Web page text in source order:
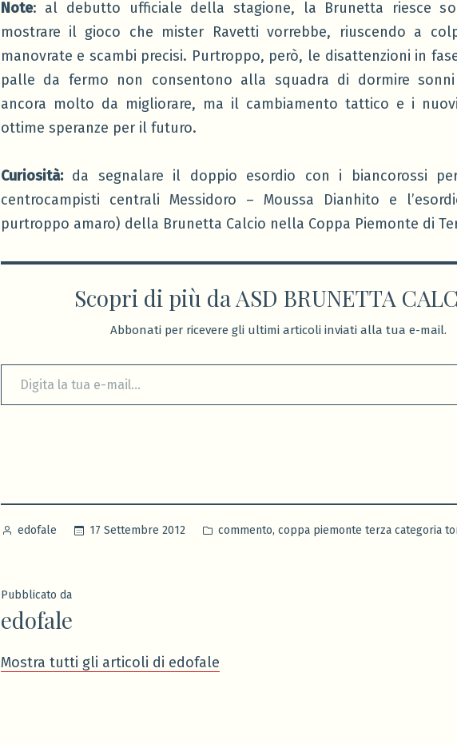
Note: al debutto ufficiale della stagione, la Brunetta riesce
mostrare il gioco che mister Ravetti vorrebbe, riuscendo a
manovrate e scambi precisi. Purtroppo, però, le disattenzioni in
palle da fermo non consentono alla squadra di dormire sonni
ancora molto da migliorare, ma il cambiamento tattico e i
ottime speranze per il futuro.
Curiosità: da segnalare il doppio esordio con i biancorossi
centrocampisti centrali Messidoro – Moussa Dianhito e
purtroppo amaro) della Brunetta Calcio nella Coppa Piemonte di
Scopri di più da ASD BRUNETTA
Abbonati per ricevere gli ultimi articoli inviati alla tua e-mail.
Digita la tua e-mail...
Pubblicato
edofale 17 Settembre 2012
Pubblicato
commento, coppa piemonte terza categoria
Pubblicato da
edofale
Mostra tutti gli articoli di edofale